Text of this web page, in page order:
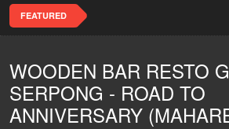
FEATURED
WOODEN BAR RESTO
SERPONG - ROAD TO
ANNIVERSARY